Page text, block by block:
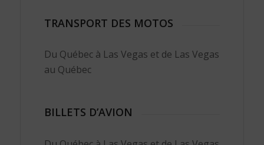
TRANSPORT DES MOTOS
Du Québec à Las Vegas et de Las Vegas
au Québec
BILLETS D’AVION